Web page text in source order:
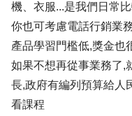
機、衣服...是我們日常
你也可考慮電話行銷業
產品學習門檻低,獎金也
如果不想再從事業務了,
長,政府有編列預算給人
看課程